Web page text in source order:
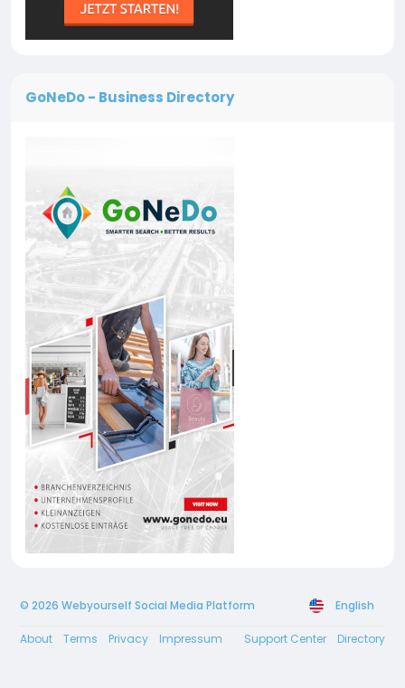
GoNeDo - Business Directory
© 2026 Webyourself Social Media Platform English
About Terms Privacy Impressum Support Center Directory